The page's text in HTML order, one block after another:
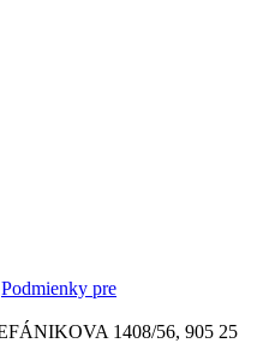
Podmienky pre
1408/56, 905 25